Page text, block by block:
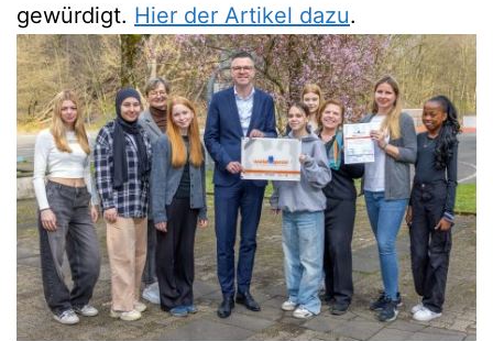
gewür­digt. Hier der Arti­kel dazu.